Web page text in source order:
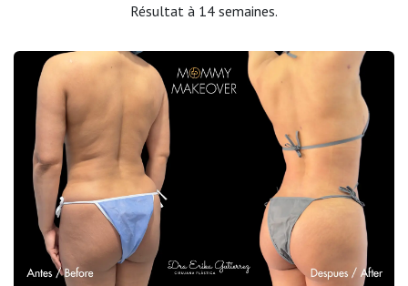
Résultat à 14 semaines.